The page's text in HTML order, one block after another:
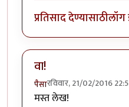
प्रतिसाद देण्यासाठीलॉग
वा!
पैसारविवार, 21/02/2016
मस्त लेख!